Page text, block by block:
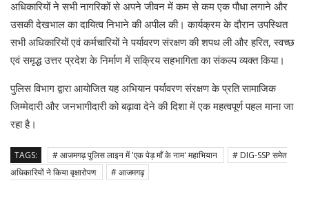
अधिकारियों ने सभी नागरिकों से अपने जीवन में कम से कम एक पौधा लगाने और
उसकी देखभाल का दायित्व निभाने की अपील की। कार्यक्रम के दौरान उपस्थित
सभी अधिकारियों एवं कर्मचारियों ने पर्यावरण संरक्षण की शपथ ली और हरित, स्वच्छ
एवं समृद्ध उत्तर प्रदेश के निर्माण में सक्रिय सहभागिता का संकल्प व्यक्त किया।
पुलिस विभाग द्वारा आयोजित यह अभियान पर्यावरण संरक्षण के प्रति सामाजिक
जिम्मेदारी और जनभागीदारी को बढ़ावा देने की दिशा में एक महत्वपूर्ण पहल माना जा
रहा है।
TAGS: # आजमगढ़ पुलिस लाइन में 'एक पेड़ माँ के नाम' महाभियान
# DIG-SSP समेत
अधिकारियों ने किया वृक्षारोपण
# आजमगढ़